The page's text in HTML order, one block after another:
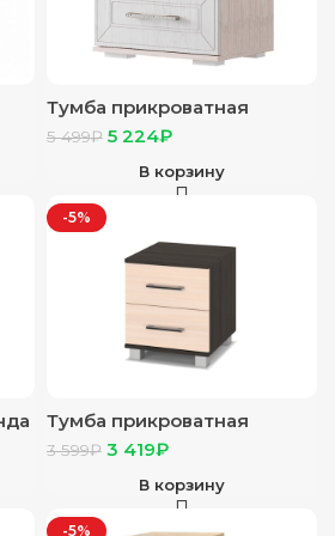
Тумба прикроватная
“Британика” дуб атланта
5 499₽ 5 224₽
В корзину
-5%
Тумба прикроватная
Аманда (А21) анкор св/тем
3 599₽ 3 419₽
В корзину
-5%